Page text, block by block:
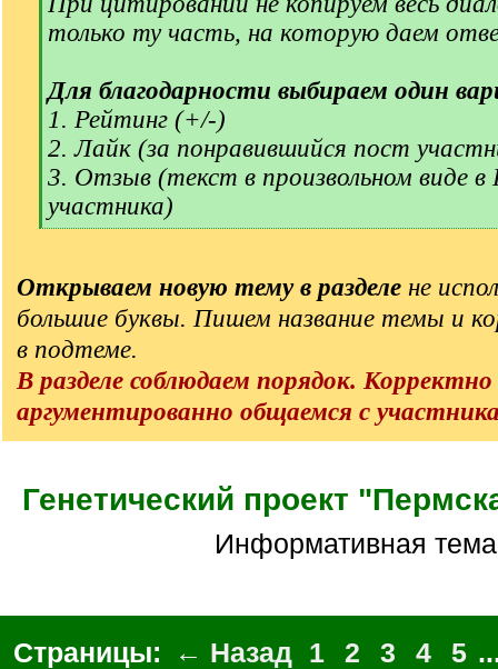
q
]
только ту часть, на которую даем
Для благодарности выбираем один
1. Рейтинг (+/-)
2. Лайк (за понравившийся пост
3. Отзыв (текст в произвольном виде
участника)
[
]
Открываем новую тему в разделе не
большие буквы. Пишем название темы и
в подтеме.
В разделе соблюдаем порядок.
аргументированно общаемся с
Генетический проект
Информативная тема
Страницы: ← Назад 1 2 3 4 5